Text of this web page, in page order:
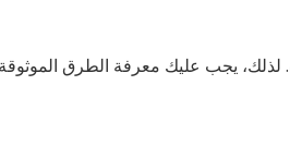
يجب عليك معرفة الطرق